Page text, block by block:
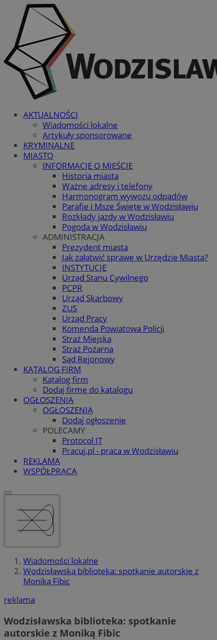
AKTUALNOŚCI
Wiadomości lokalne
Artykuły sponsorowane
KRYMINALNE
MIASTO
INFORMACJE O MIEŚCIE
Historia miasta
Ważne adresy i telefony
Harmonogram wywozu odpadów
Parafie i Msze Święte w Wodzisławiu
Rozkłady jazdy w Wodzisławiu
Pogoda w Wodzisławiu
ADMINISTRACJA
Prezydent miasta
Jak załatwić sprawę w Urzędzie Miasta?
INSTYTUCJE
Urząd Stanu Cywilnego
PCPR
Urząd Skarbowy
ZUS
Urząd Pracy
Komenda Powiatowa Policji
Straż Miejska
Straż Pożarna
Sąd Rejonowy
KATALOG FIRM
Katalog firm
Dodaj firmę do katalogu
OGŁOSZENIA
OGŁOSZENIA
Dodaj ogłoszenie
POLECAMY
Protocol IT
Pracuj.pl - praca w Wodzisławiu
REKLAMA
WSPÓŁPRACA
Wiadomości lokalne
Wodzisławska biblioteka: spotkanie autorskie z
Moniką Fibic
reklama
Wodzisławska biblioteka: spotkanie
autorskie z Moniką Fibic